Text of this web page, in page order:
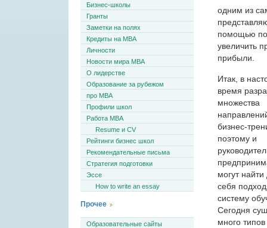
одним из
помощью
увеличить
прибыли.
Итак, в
время
множества
бизнес-
поэтому и
могут найти
себя
систему
Сегодня
много
Бизнес-школы
Гранты
Заметки на полях
Кредиты на MBA
Личности
Новости мира MBA
О лидерстве
Образование за рубежом
про MBA
Профили школ
Работа MBA
Resume и CV
Рейтинги бизнес школ
Рекомендательные письма
Стратегия подготовки
Эссе
How to write an essay
Прочее
Образовательные сайты